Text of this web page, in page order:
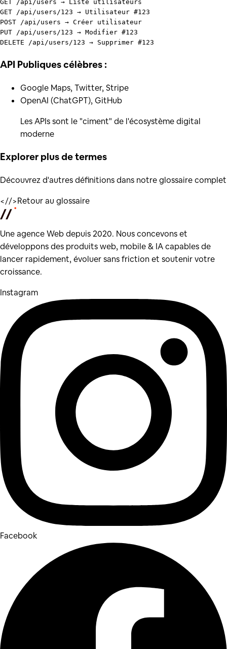
GET /api/users → Liste utilisateurs
GET /api/users/123 → Utilisateur #123
POST /api/users → Créer utilisateur
PUT /api/users/123 → Modifier #123
API Publiques célèbres :
Google Maps, Twitter, Stripe
OpenAI (ChatGPT), GitHub
Les APIs sont le "ciment" de l'écosystème digital
moderne
Explorer plus determes
Découvrez d'autres définitions dans notre glossaire complet
<//>Retour au glossaire
Une agence Web depuis 2020. Nous concevons et
développons des produits web, mobile & IA capables de
lancer rapidement, évoluer sans friction et soutenir votre
croissance.
Instagram
Facebook